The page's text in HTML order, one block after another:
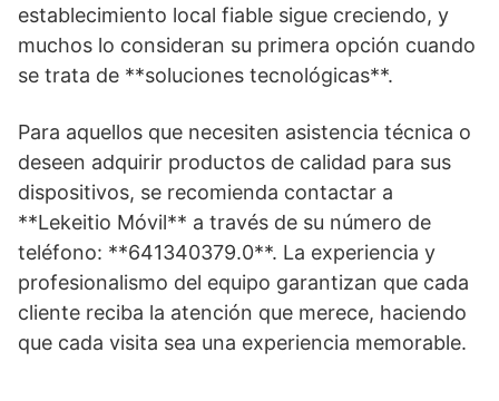
establecimiento local fiable sigue creciendo, y
muchos lo consideran su primera opción cuando
se trata de **soluciones tecnológicas**.
Para aquellos que necesiten asistencia técnica o
deseen adquirir productos de calidad para sus
dispositivos, se recomienda contactar a
**Lekeitio Móvil** a través de su número de
teléfono: **641340379.0**. La experiencia y
profesionalismo del equipo garantizan que cada
cliente reciba la atención que merece, haciendo
que cada visita sea una experiencia memorable.